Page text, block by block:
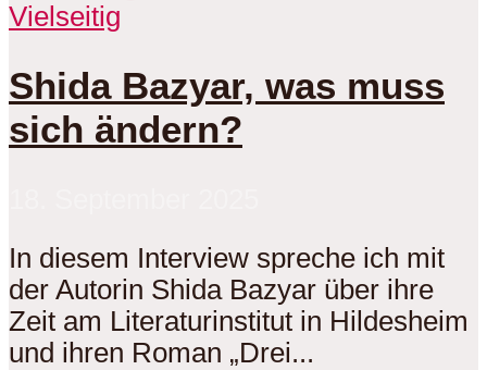
Vielseitig
Shida Bazyar, was muss
sich ändern?
In diesem Interview spreche ich mit
der Autorin Shida Bazyar über ihre
Zeit am Literaturinstitut in Hildesheim
und ihren Roman „Drei...